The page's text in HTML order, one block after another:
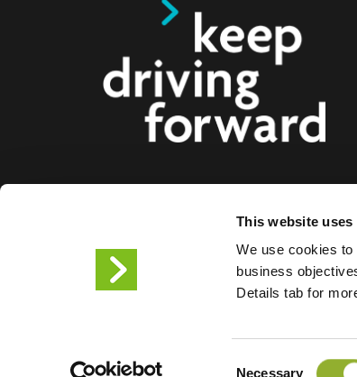
This website uses
We use cookies
business
Details tab for
Necessary
busseille ja kuorma-autoille kuluttajille,
Kokonaisvaltaiset latausratkaisumme
kaupunkeja tarjoamaan
infrastruktuuria, ja tuotteidemme